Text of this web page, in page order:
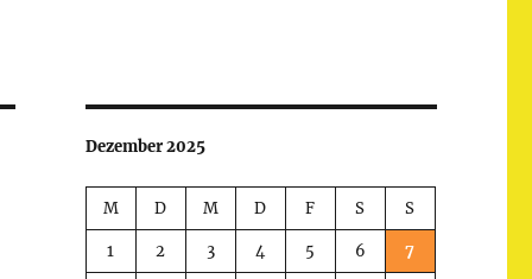
Dezember 2025
M D M D F S S
1 2 3 4 5 6 7